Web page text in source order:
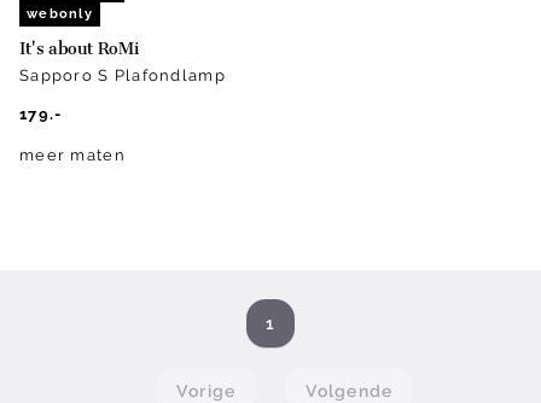
webonly
It's about RoMi
Sapporo S Plafondlamp
179.-
meer maten
Vorige
1
Volgende